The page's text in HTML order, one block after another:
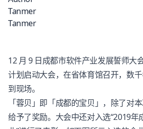
12 月 9 日成都市软件产业发展誓师大
计划启动大会，在省体育馆召开，数
到现场。
「蓉贝」即「成都的宝贝」，除了对
给予了奖励。大会中还对入选“2019年